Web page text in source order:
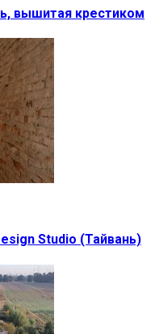
вышитая крестиком
Studio (Тайвань)